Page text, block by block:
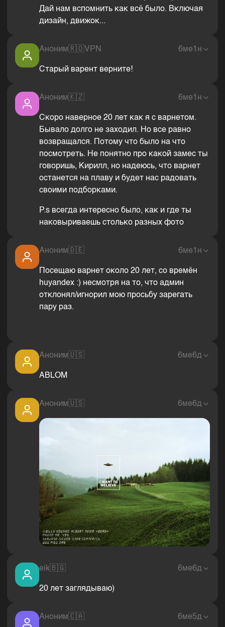
Дай нам вспомнить как всё было. Включая
дизайн, движок...
Аноним🇷🇴VPN 6ме1н
Старый варент верните!
Аноним🇰🇿 6ме1н
Скоро наверное 20 лет как я с варнетом.
Бывало долго не заходил. Но все равно
возвращался. Потому что было на что
посмотреть. Не понятно про какой замес ты
говоришь, Кирилл, но надеюсь, что варнет
останется на плаву и будет нас радовать
своими подборками.
P.s всегда интересно было, как и где ты
наковыриваешь столько разных фото
Аноним🇩🇪 6ме1н
Посещаю варнет около 20 лет, со времён
huyandex :) несмотря на то, что админ
отклонял/игнорил мою просьбу зарегать
пару раз.
Аноним🇺🇸 6ме6д
ABLOM
Аноним🇺🇸 6ме6д
eik🇧🇬 6ме6д
20 лет заглядываю)
Аноним🇨🇦 6ме5д